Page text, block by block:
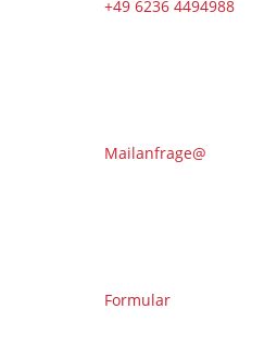
+49 6236 4494988
Mailanfrage@
Formular